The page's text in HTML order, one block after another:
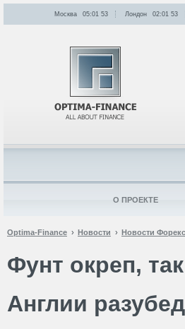
Optima-Finance Новости Новости Форекс
Фунт окреп,
Англии
Москва 05:01 53 Лондон 02:01 53
О ПРОЕКТЕ